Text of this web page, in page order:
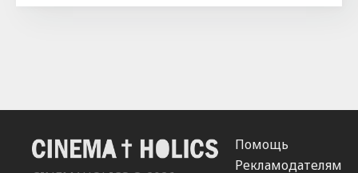
Помощь
Рекламодателям